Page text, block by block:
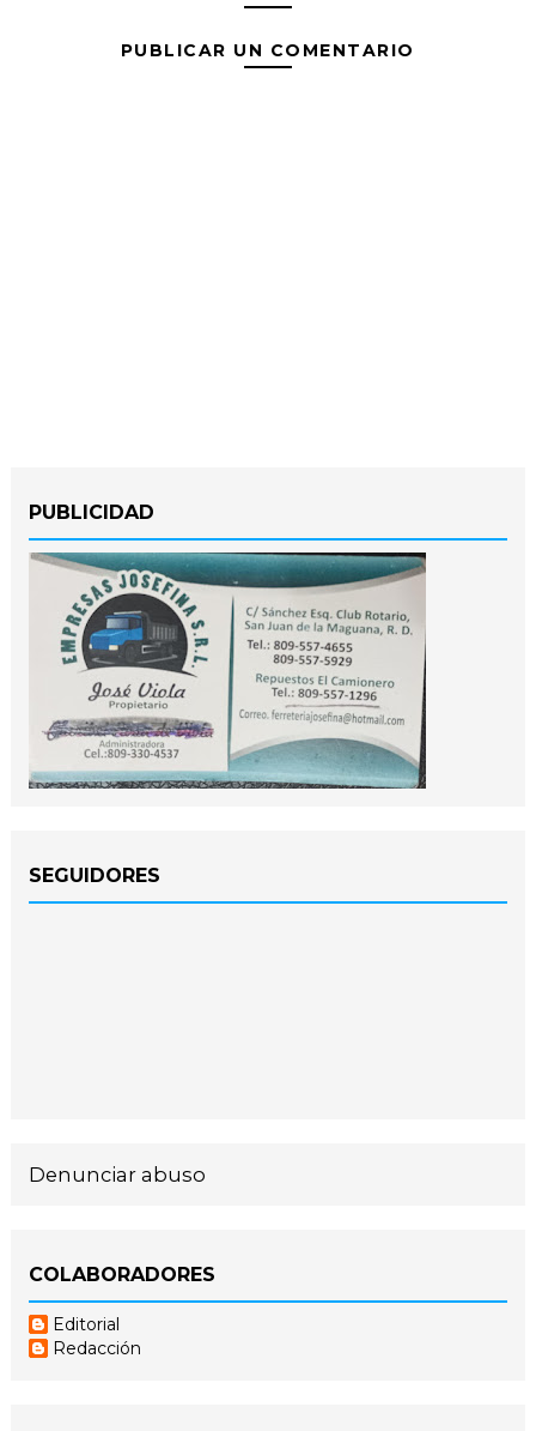
PUBLICAR UN COMENTARIO
PUBLICIDAD
SEGUIDORES
Denunciar abuso
COLABORADORES
Editorial
Redacción